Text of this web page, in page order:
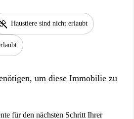
Haustiere sind nicht erlaubt
um diese Immobilie zu
für den nächsten Schritt Ihrer